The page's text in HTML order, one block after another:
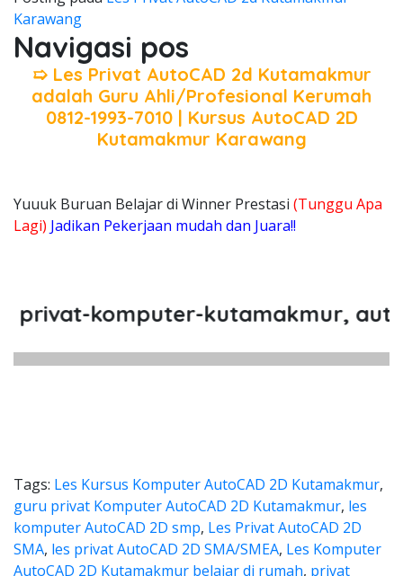
Karawang
Navigasi pos
➯ Les Privat AutoCAD 2d Kutamakmur
adalah Guru Ahli/Profesional Kerumah
0812-1993-7010 | Kursus AutoCAD 2D
Kutamakmur Karawang
Yuuuk Buruan Belajar di Winner Prestasi (Tunggu Apa
Lagi) Jadikan Pekerjaan mudah dan Juara!!
komputer-kutamakmur,
Tags: Les Kursus Komputer AutoCAD 2D Kutamakmur,
guru privat Komputer AutoCAD 2D Kutamakmur, les
komputer AutoCAD 2D smp, Les Privat AutoCAD 2D
SMA, les privat AutoCAD 2D SMA/SMEA, Les Komputer
AutoCAD 2D Kutamakmur belajar di rumah, privat